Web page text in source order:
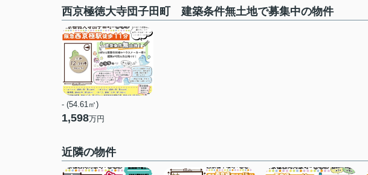
西京極徳大寺団子田町 建築条件無土地で募集中の物件
- (54.61㎡)
1,598万円
近隣の物件